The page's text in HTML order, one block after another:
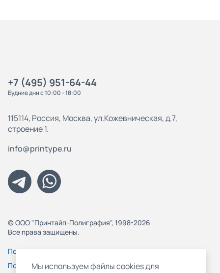
+7 (495) 951-64-44
Будние дни с 10:00 - 18:00
115114, Россия, Москва, ул.Кожевническая, д.7,
строение 1.
info@printype.ru
© ООО "Принтайп-Полиграфия", 1998-2026
Все права защищены.
Политика конфиденциальности
Пользовательское соглашение
Мы используем файлы cookies для